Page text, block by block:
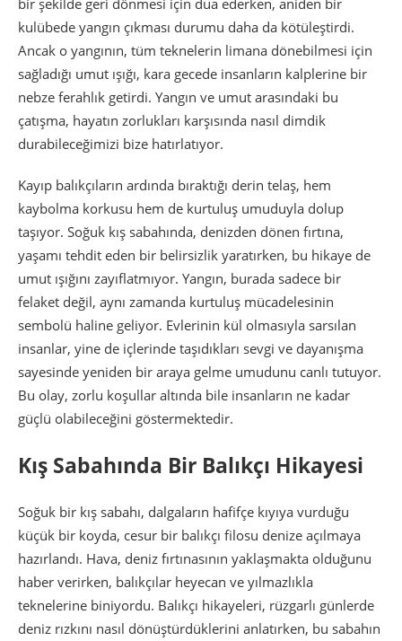
bir şekilde geri dönmesi için dua ederken, aniden bir
kulübede yangın çıkması durumu daha da kötüleştirdi.
Ancak o yangının, tüm teknelerin limana dönebilmesi için
sağladığı umut ışığı, kara gecede insanların kalplerine bir
nebze ferahlık getirdi. Yangın ve umut arasındaki bu
çatışma, hayatın zorlukları karşısında nasıl dimdik
durabileceğimizi bize hatırlatıyor.
Kayıp balıkçıların ardında bıraktığı derin telaş, hem
kaybolma korkusu hem de kurtuluş umuduyla dolup
taşıyor. Soğuk kış sabahında, denizden dönen fırtına,
yaşamı tehdit eden bir belirsizlik yaratırken, bu hikaye de
umut ışığını zayıflatmıyor. Yangın, burada sadece bir
felaket değil, aynı zamanda kurtuluş mücadelesinin
sembolü haline geliyor. Evlerinin kül olmasıyla sarsılan
insanlar, yine de içlerinde taşıdıkları sevgi ve dayanışma
sayesinde yeniden bir araya gelme umudunu canlı tutuyor.
Bu olay, zorlu koşullar altında bile insanların ne kadar
güçlü olabileceğini göstermektedir.
Kış Sabahında Bir Balıkçı Hikayesi
Soğuk bir kış sabahı, dalgaların hafifçe kıyıya vurduğu
küçük bir koyda, cesur bir balıkçı filosu denize açılmaya
hazırlandı. Hava, deniz fırtınasının yaklaşmakta olduğunu
haber verirken, balıkçılar heyecan ve yılmazlıkla
teknelerine biniyordu. Balıkçı hikayeleri, rüzgarlı günlerde
deniz rızkını nasıl dönüştürdüklerini anlatırken, bu sabahın